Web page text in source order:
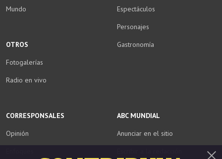
Mundo
Espectáculos
Personajes
Gastronomía
CORRESPONSALES
Opinión
OTROS
Fotogalerías
Radio en vivo
ABC MUNDIAL
Anunciar en el sitio